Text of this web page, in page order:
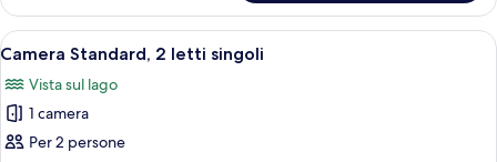
doppia
Apri
tutte
le
foto
per
Un letto matrimoniale con copriletto
10
Camera Standard, 2 letti singoli
Vista sul lago
1 camera
Per 2 persone